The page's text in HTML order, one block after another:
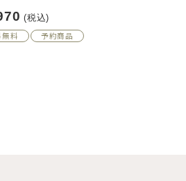
(税込)
料 予約商品